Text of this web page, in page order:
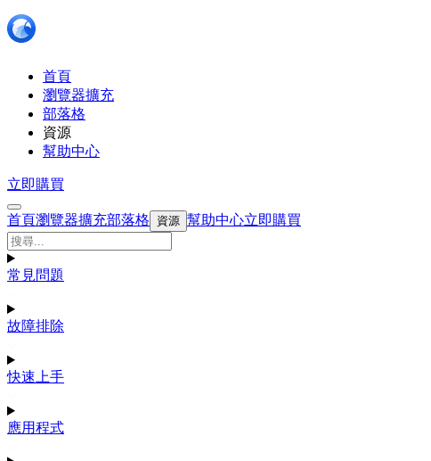
首頁
瀏覽器擴充
部落格
資源
幫助中心
立即購買
首頁瀏覽器擴充部落格 資源 幫助中心立即購買
常見問題
故障排除
快速上手
應用程式